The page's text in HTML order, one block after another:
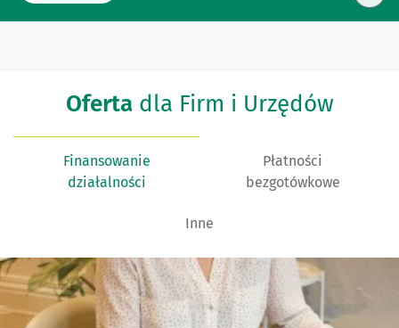
Ofertadla Firm i Urzędów
Finansowanie
działalności
Płatności
bezgotówkowe
Inne